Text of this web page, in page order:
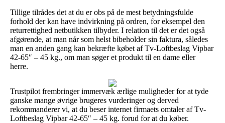
Tillige tilrådes det at du er obs på de mest betydningsfulde
forhold der kan have indvirkning på ordren, for eksempel den
returrettighed netbutikken tilbyder. I relation til det er det også
afgørende, at man når som helst bibeholder sin faktura, således
man en anden gang kan bekræfte købet af Tv-Loftbeslag Vipbar
42-65″ – 45 kg., om man søger et produkt til en dame eller
herre.
Trustpilot frembringer immervæk ærlige muligheder for at tyde
ganske mange øvrige brugeres vurderinger og derved
rekommanderer vi, at du beser internet firmaets omtaler af Tv-
Loftbeslag Vipbar 42-65″ – 45 kg. forud for at du køber.